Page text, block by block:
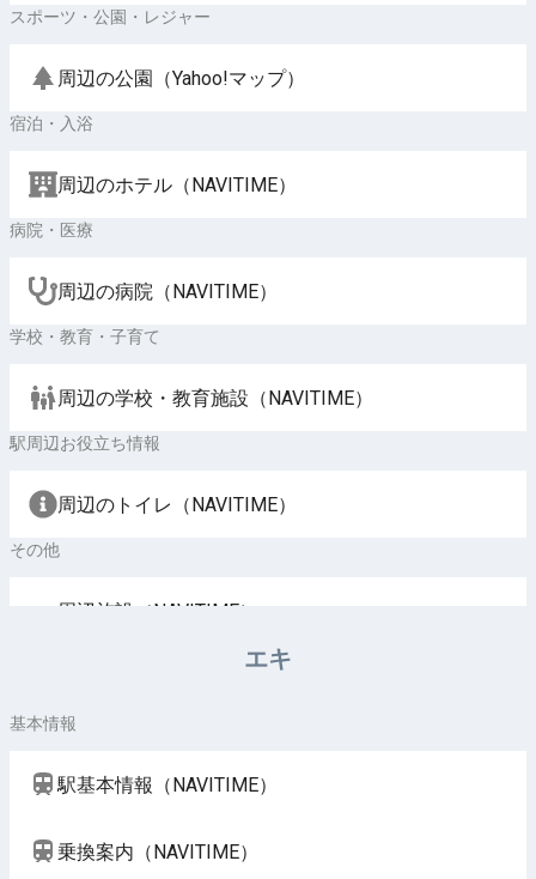
スポーツ・公園・レジャー
周辺の公園（Yahoo!マップ）
宿泊・入浴
周辺のホテル（NAVITIME）
病院・医療
周辺の病院（NAVITIME）
学校・教育・子育て
周辺の学校・教育施設（NAVITIME）
駅周辺お役立ち情報
周辺のトイレ（NAVITIME）
その他
周辺施設（NAVITIME）
エキ
基本情報
駅基本情報（NAVITIME）
乗換案内（NAVITIME）